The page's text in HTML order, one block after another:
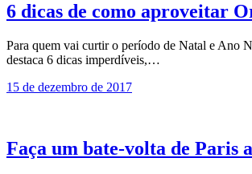
6 dicas de como aproveitar
Para quem vai curtir o período de Natal e Ano
destaca 6 dicas imperdíveis,…
15 de dezembro de 2017
Faça um bate-volta de Paris